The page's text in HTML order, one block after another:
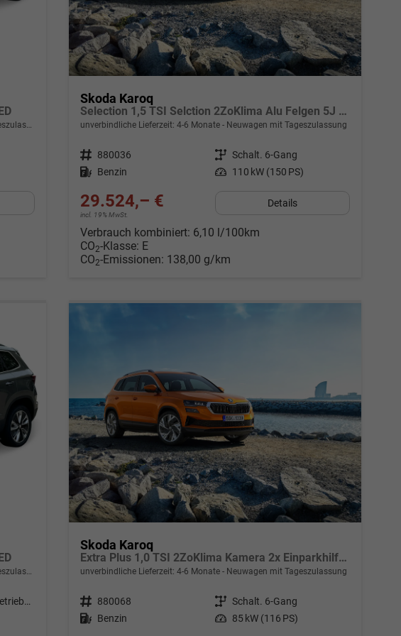
Skoda Karoq
Selection 1,5 TSI Selction 2ZoKlima Alu Felgen 5J Garantie Sitzheizung LED Scheinwerfer Tempomat
unverbindliche Lieferzeit: 4-6 Monate Neuwagen mit Tageszulassung
Fahrzeugnr. 880036 Getriebe Schalt. 6-Gang
Kraftstoff Benzin Leistung 110 kW (150 PS)
29.524,– €
incl. 19% MwSt.
Details
Verbrauch kombiniert: 6,10 l/100km
CO2-Klasse: E
CO2-Emissionen: 138,00 g/km
Doppelkupplungsgetriebe (DSG)
Skoda Karoq
Extra Plus 1,0 TSI 2ZoKlima Kamera 2x Einparkhilfe Alu Felgen 5J Garantie Sitzheizung Matrix el Heckklappe ACC
unverbindliche Lieferzeit: 4-6 Monate Neuwagen mit Tageszulassung
Fahrzeugnr. 880068 Getriebe Schalt. 6-Gang
Kraftstoff Benzin Leistung 85 kW (116 PS)